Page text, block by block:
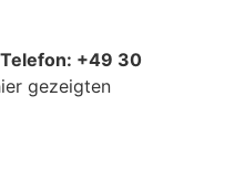
+49 30
gezeigten